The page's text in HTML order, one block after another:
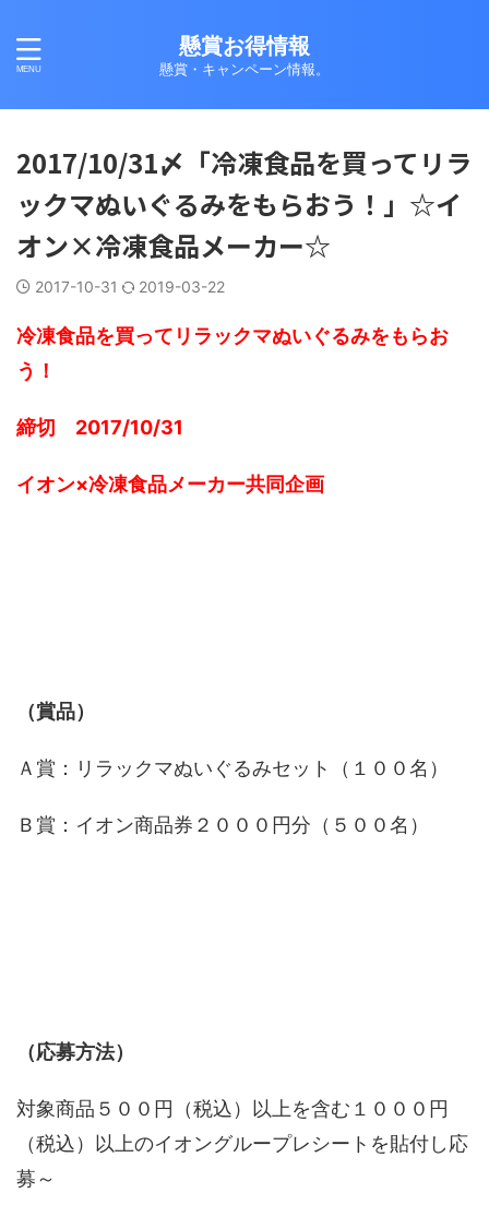
懸賞お得情報
懸賞・キャンペーン情報。
2017/10/31〆「冷凍食品を買ってリラ
ックマぬいぐるみをもらおう！」☆イ
オン×冷凍食品メーカー☆
2017-10-31 2019-03-22
冷凍食品を買ってリラックマぬいぐるみをもらお
う！
締切 2017/10/31
イオン×冷凍食品メーカー共同企画
（賞品）
Ａ賞：リラックマぬいぐるみセット（１００名）
Ｂ賞：イオン商品券２０００円分（５００名）
（応募方法）
対象商品５００円（税込）以上を含む１０００円
（税込）以上のイオングループレシートを貼付し応
募～